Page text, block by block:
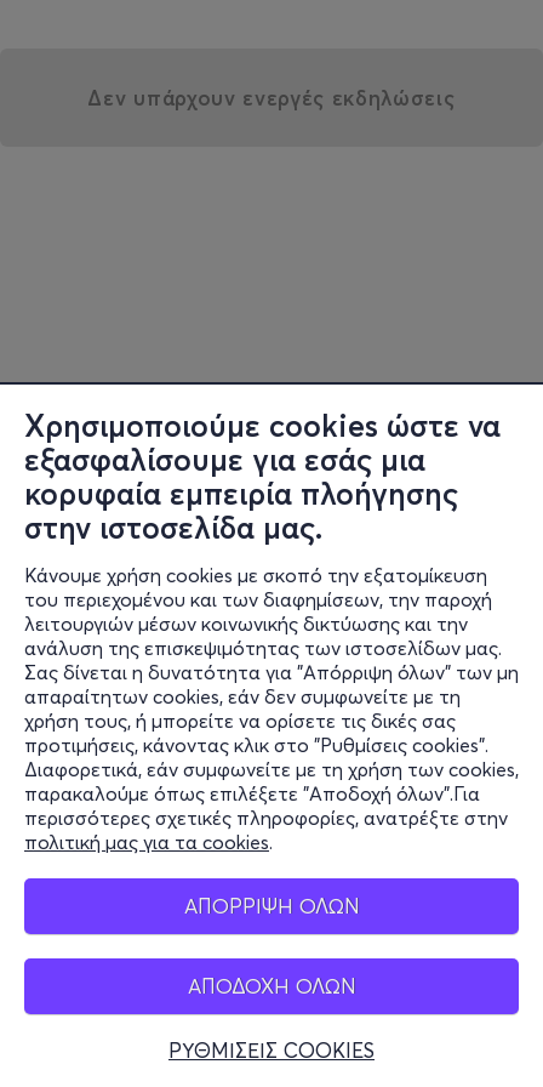
Χρησιμοποιούμε cookies ώστε να
εξασφαλίσουμε για εσάς μια
κορυφαία εμπειρία πλοήγησης
στην ιστοσελίδα μας.
Κάνουμε χρήση cookies με σκοπό την εξατομίκευση
του περιεχομένου και των διαφημίσεων, την παροχή
λειτουργιών μέσων κοινωνικής δικτύωσης και την
ανάλυση της επισκεψιμότητας των ιστοσελίδων μας.
Σας δίνεται η δυνατότητα για "Απόρριψη όλων" των μη
απαραίτητων cookies, εάν δεν συμφωνείτε με τη
χρήση τους, ή μπορείτε να ορίσετε τις δικές σας
προτιμήσεις, κάνοντας κλικ στο "Ρυθμίσεις cookies".
Διαφορετικά, εάν συμφωνείτε με τη χρήση των cookies,
παρακαλούμε όπως επιλέξετε "Αποδοχή όλων".Για
περισσότερες σχετικές πληροφορίες, ανατρέξτε στην
πολιτική μας για τα cookies.
ΑΠΟΡΡΙΨΗ ΟΛΩΝ
ΑΠΟΔΟΧΗ ΟΛΩΝ
ΡΥΘΜΙΣΕΙΣ COOKIES
Δεν υπάρχουν ενεργές εκδηλώσεις